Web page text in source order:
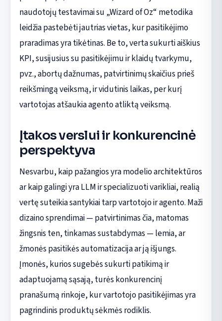
naudotojų testavimai su „Wizard of Oz“ metodika
leidžia pastebėti jautrias vietas, kur pasitikėjimo
praradimas yra tikėtinas. Be to, verta sukurti aiškius
KPI, susijusius su pasitikėjimu ir klaidų tvarkymu,
pvz., abortų dažnumas, patvirtinimų skaičius prieš
reikšmingą veiksmą, ir vidutinis laikas, per kurį
vartotojas atšaukia agento atliktą veiksmą.
Įtakos verslui ir konkurencinė
perspektyva
Nesvarbu, kaip pažangios yra modelio architektūros
ar kaip galingi yra LLM ir specializuoti varikliai, realią
vertę suteikia santykiai tarp vartotojo ir agento. Maži
dizaino sprendimai — patvirtinimas čia, matomas
žingsnis ten, tinkamas sustabdymas — lemia, ar
žmonės pasitikės automatizacija ar ją išjungs.
Įmonės, kurios sugebės sukurti patikimą ir
adaptuojamą sąsają, turės konkurencinį
pranašumą rinkoje, kur vartotojo pasitikėjimas yra
pagrindinis produktų sėkmės rodiklis.